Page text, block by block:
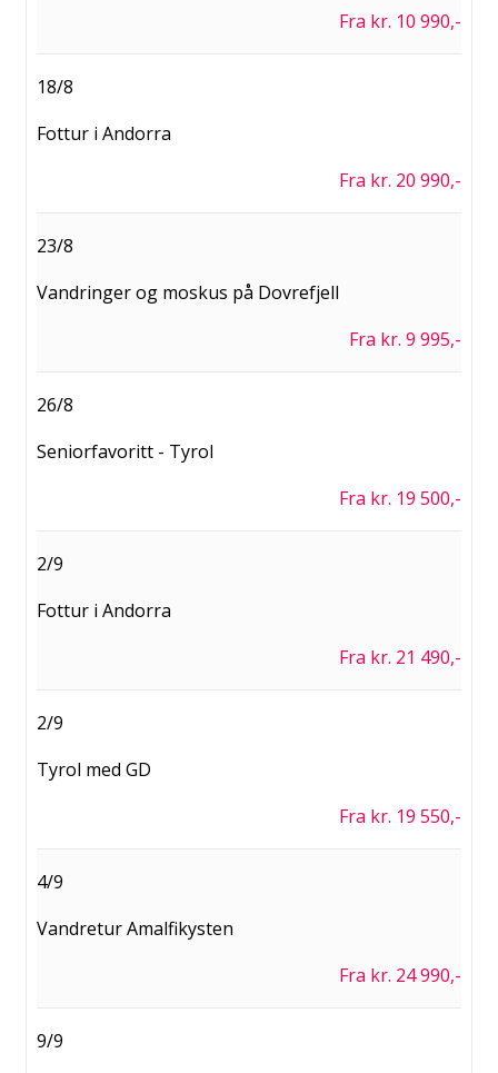
Fra kr. 10 990,-
18/8
Fottur i Andorra
Fra kr. 20 990,-
23/8
Vandringer og moskus på Dovrefjell
Fra kr. 9 995,-
26/8
Seniorfavoritt - Tyrol
Fra kr. 19 500,-
2/9
Fottur i Andorra
Fra kr. 21 490,-
2/9
Tyrol med GD
Fra kr. 19 550,-
4/9
Vandretur Amalfikysten
Fra kr. 24 990,-
9/9